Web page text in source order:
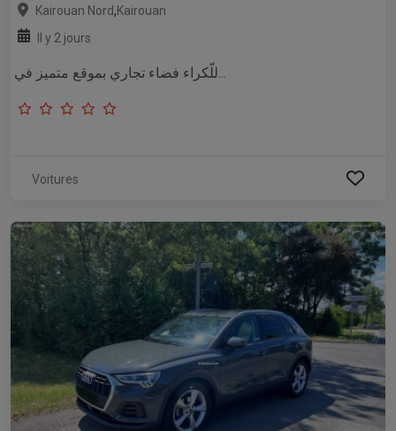
Kairouan Nord,Kairouan
Il y 2 jours
Voitures